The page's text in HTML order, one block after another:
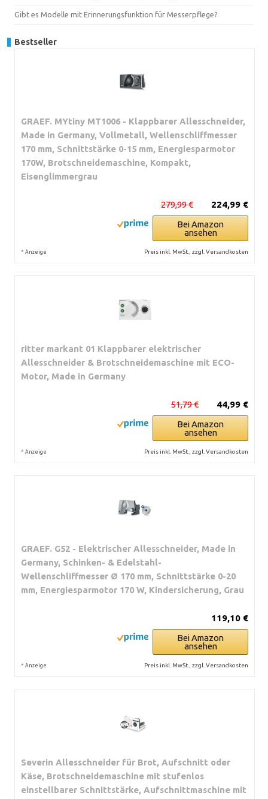
Gibt es Modelle mit Erinnerungsfunktion für Messerpflege?
Bestseller
GRAEF. MYtiny MT1006 - Klappbarer Allesschneider,
Made in Germany, Vollmetall, Wellenschliffmesser
170 mm, Schnittstärke 0-15 mm, Energiesparmotor
170W, Brotschneidemaschine, Kompakt,
Eisenglimmergrau
224,99 €
279,99 €
Bei Amazon
ansehen
* Anzeige Preis inkl. MwSt., zzgl. Versandkosten
ritter markant 01 Klappbarer elektrischer
Allesschneider & Brotschneidemaschine mit ECO-
Motor, Made in Germany
44,99 €
51,79 €
Bei Amazon
ansehen
* Anzeige Preis inkl. MwSt., zzgl. Versandkosten
GRAEF. G52 - Elektrischer Allesschneider, Made in
Germany, Schinken- & Edelstahl-
Wellenschliffmesser Ø 170 mm, Schnittstärke 0-20
mm, Energiesparmotor 170 W, Kindersicherung, Grau
119,10 €
Bei Amazon
ansehen
* Anzeige Preis inkl. MwSt., zzgl. Versandkosten
Severin Allesschneider für Brot, Aufschnitt oder
Käse, Brotschneidemaschine mit stufenlos
einstellbarer Schnittstärke, Aufschnittmaschine mit